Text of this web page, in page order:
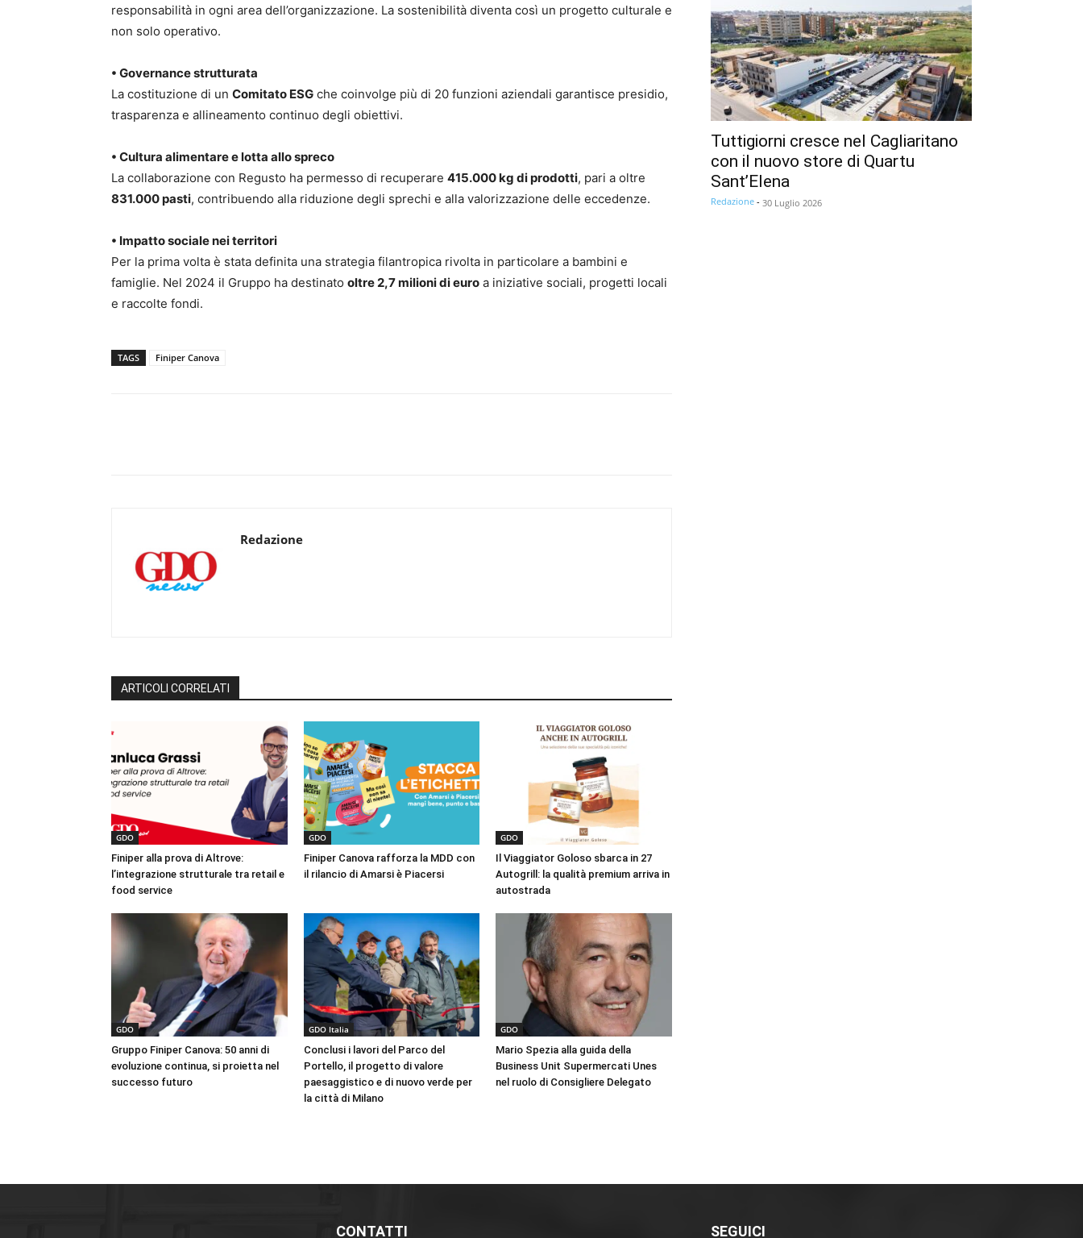
responsabilità in ogni area dell’organizzazione. La sostenibilità diventa così un progetto culturale e
non solo operativo.
• Governance strutturata
La costituzione di un Comitato ESG che coinvolge più di 20 funzioni aziendali garantisce presidio,
trasparenza e allineamento continuo degli obiettivi.
• Cultura alimentare e lotta allo spreco
La collaborazione con Regusto ha permesso di recuperare 415.000 kg di prodotti, pari a oltre
831.000 pasti, contribuendo alla riduzione degli sprechi e alla valorizzazione delle eccedenze.
• Impatto sociale nei territori
Per la prima volta è stata definita una strategia filantropica rivolta in particolare a bambini e
famiglie. Nel 2024 il Gruppo ha destinato oltre 2,7 milioni di euro a iniziative sociali, progetti locali
e raccolte fondi.
TAGS Finiper Canova
Redazione
ARTICOLI CORRELATI
GDO
Finiper alla prova di Altrove:
l’integrazione strutturale tra retail e
food service
GDO
Finiper Canova rafforza la MDD con
il rilancio di Amarsi è Piacersi
GDO
Il Viaggiator Goloso sbarca in 27
Autogrill: la qualità premium arriva in
autostrada
GDO
Gruppo Finiper Canova: 50 anni di
evoluzione continua, si proietta nel
successo futuro
GDO Italia
Conclusi i lavori del Parco del
Portello, il progetto di valore
paesaggistico e di nuovo verde per
la città di Milano
GDO
Mario Spezia alla guida della
Business Unit Supermercati Unes
nel ruolo di Consigliere Delegato
Tuttigiorni cresce nel Cagliaritano
con il nuovo store di Quartu
Sant’Elena
Redazione - 30 Luglio 2026
CONTATTI SEGUICI